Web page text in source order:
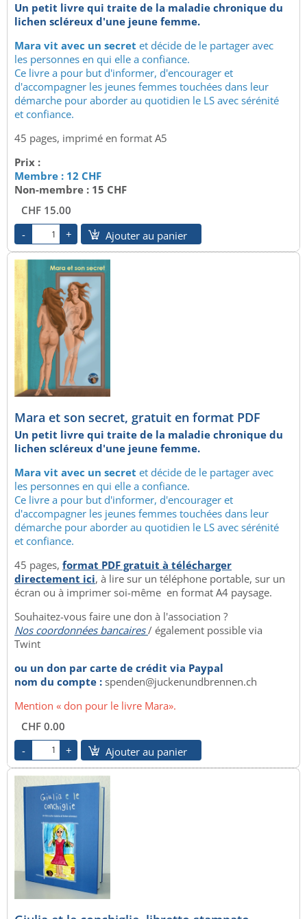
Un petit livre qui traite de la maladie chronique du
lichen scléreux d'une jeune femme.
Mara vit avec un secret et décide de le partager avec
les personnes en qui elle a confiance.
Ce livre a pour but d'informer, d'encourager et
d'accompagner les jeunes femmes touchées dans leur
démarche pour aborder au quotidien le LS avec sérénité
et confiance.
45 pages, imprimé en format A5
Prix :
Membre : 12 CHF
Non-membre : 15 CHF
CHF 15.00
Ajouter au panier
Mara et son secret, gratuit en format PDF
Un petit livre qui traite de la maladie chronique du
lichen scléreux d'une jeune femme.
Mara vit avec un secret et décide de le partager avec
les personnes en qui elle a confiance.
Ce livre a pour but d'informer, d'encourager et
d'accompagner les jeunes femmes touchées dans leur
démarche pour aborder au quotidien le LS avec sérénité
et confiance.
45 pages, format PDF gratuit à télécharger
directement ici, à lire sur un téléphone portable, sur un
écran ou à imprimer soi-même en format A4 paysage.
Souhaitez-vous faire une don à l'association ?
Nos coordonnées bancaires/ également possible via
Twint
ou un don par carte de crédit via Paypal
nom du compte : spenden@juckenundbrennen.ch
Mention « don pour le livre Mara».
CHF 0.00
Ajouter au panier